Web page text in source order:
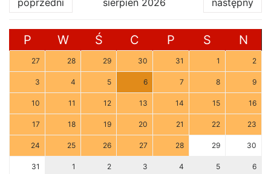
poprzedni sierpień 2026 następny
P W Ś C P S N
27 28 29 30 31 1 2
3 4 5 6 7 8 9
10 11 12 13 14 15 16
17 18 19 20 21 22 23
24 25 26 27 28 29 30
31 1 2 3 4 5 6